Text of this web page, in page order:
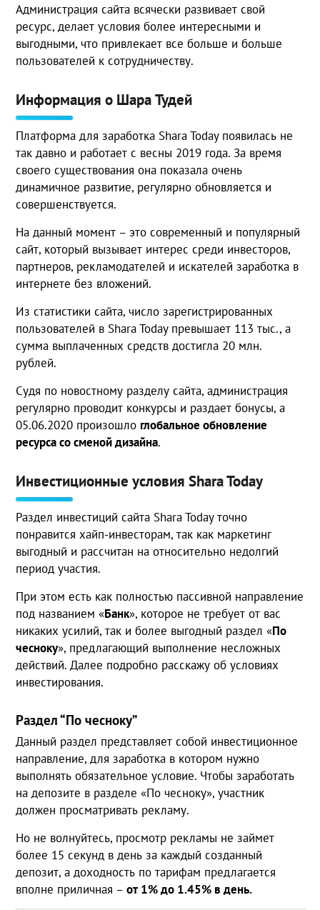
Администрация сайта всячески развивает свой
ресурс, делает условия более интересными и
выгодными, что привлекает все больше и больше
пользователей к сотрудничеству.
Информация о Шара Тудей
Платформа для заработка Shara Today появилась не
так давно и работает с весны 2019 года. За время
своего существования она показала очень
динамичное развитие, регулярно обновляется и
совершенствуется.
На данный момент – это современный и популярный
сайт, который вызывает интерес среди инвесторов,
партнеров, рекламодателей и искателей заработка в
интернете без вложений.
Из статистики сайта, число зарегистрированных
пользователей в Shara Today превышает 113 тыс., а
сумма выплаченных средств достигла 20 млн.
рублей.
Судя по новостному разделу сайта, администрация
регулярно проводит конкурсы и раздает бонусы, а
05.06.2020 произошло глобальное обновление
ресурса со сменой дизайна.
Инвестиционные условия Shara Today
Раздел инвестиций сайта Shara Today точно
понравится хайп-инвесторам, так как маркетинг
выгодный и рассчитан на относительно недолгий
период участия.
При этом есть как полностью пассивной направление
под названием «Банк», которое не требует от вас
никаких усилий, так и более выгодный раздел «По
чесноку», предлагающий выполнение несложных
действий. Далее подробно расскажу об условиях
инвестирования.
Раздел “По чесноку”
Данный раздел представляет собой инвестиционное
направление, для заработка в котором нужно
выполнять обязательное условие. Чтобы заработать
на депозите в разделе «По чесноку», участник
должен просматривать рекламу.
Но не волнуйтесь, просмотр рекламы не займет
более 15 секунд в день за каждый созданный
депозит, а доходность по тарифам предлагается
вполне приличная –от 1% до 1.45% в день.